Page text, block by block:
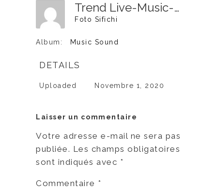
Trend Live-Music-10
Foto Sifichi
Album: Music Sound
DETAILS
Uploaded Novembre 1, 2020
Laisser un commentaire
Votre adresse e-mail ne sera pas
publiée. Les champs obligatoires
sont indiqués avec *
Commentaire *